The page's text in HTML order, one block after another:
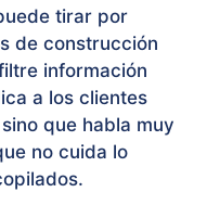
tirar por
de construcción
información
a los clientes
que habla muy
no cuida lo